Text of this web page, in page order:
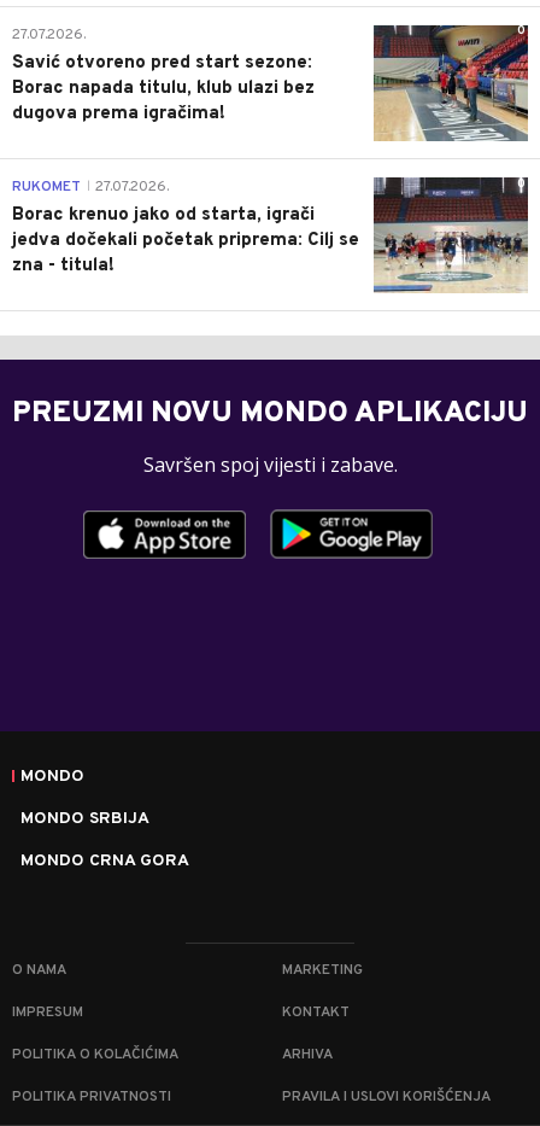
0
27.07.2026.
Savić otvoreno pred start sezone:
Borac napada titulu, klub ulazi bez
dugova prema igračima!
0
RUKOMET 27.07.2026.
Borac krenuo jako od starta, igrači
jedva dočekali početak priprema: Cilj se
zna - titula!
PREUZMI NOVU MONDO APLIKACIJU
Savršen spoj vijesti i zabave.
MONDO
MONDO SRBIJA
MONDO CRNA GORA
O NAMA MARKETING
IMPRESUM KONTAKT
POLITIKA O KOLAČIĆIMA ARHIVA
POLITIKA PRIVATNOSTI PRAVILA I USLOVI KORIŠĆENJA